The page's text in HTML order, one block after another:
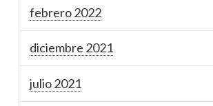
febrero 2022
diciembre 2021
julio 2021